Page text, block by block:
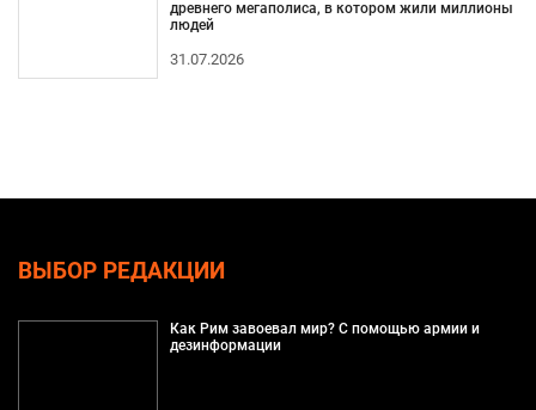
древнего мегаполиса, в котором жили миллионы
людей
31.07.2026
ВЫБОР РЕДАКЦИИ
Как Рим завоевал мир? С помощью армии и
дезинформации